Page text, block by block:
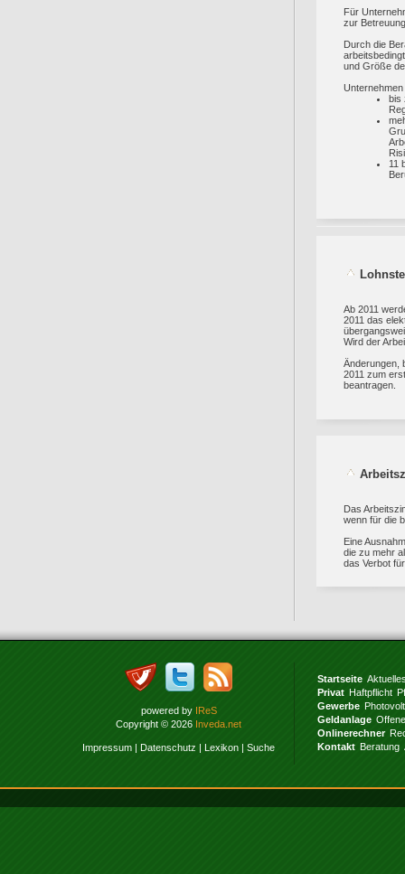
Für
zur
Durch die
und Größe
Unternehmen
bis
11
Ab 2011
2011 das
Wird der
Änderungen,
2011 zum
beantragen.
Das
wenn für die
Eine
die zu mehr
das Verbot
powered by IReS
Copyright © 2026 Inveda.net
Impressum | Datenschutz | Lexikon | Suche
Startseite
Privat Haftpflicht
Gewerbe
Geldanlage
Onlinerechner
Kontakt Beratung